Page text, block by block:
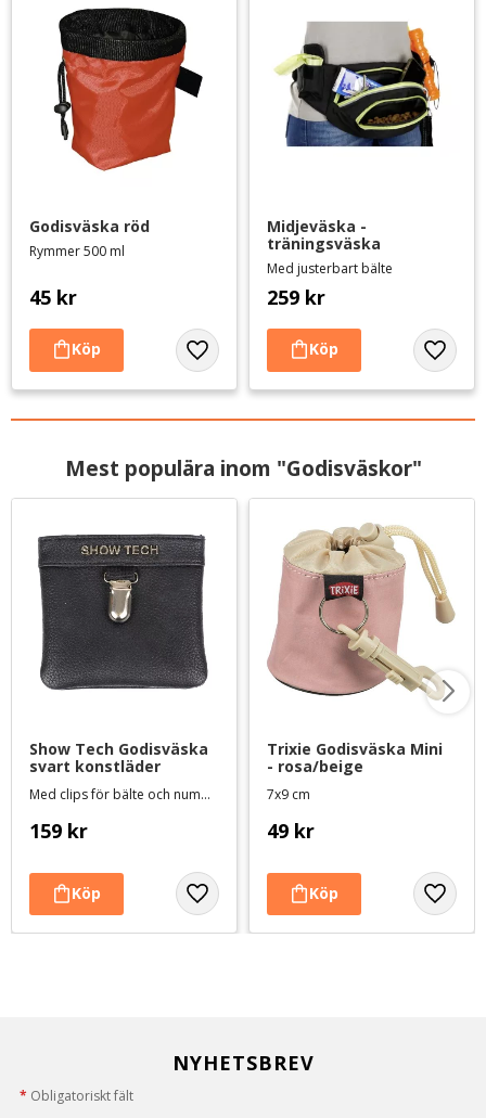
Godisväska röd
Rymmer 500 ml
45 kr
Lägg till i favoriter
Midjeväska -
träningsväska
Med justerbart bälte
259 kr
Lägg
Mest populära inom "Godisväskor"
Show Tech Godisväska
svart konstläder
Med clips för bälte och nummerlapp
159 kr
Trixie Godisväska Mini
- rosa/beige
7x9 cm
49 kr
NYHETSBREV
* Obligatoriskt fält